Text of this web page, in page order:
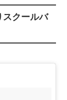
スクールバ